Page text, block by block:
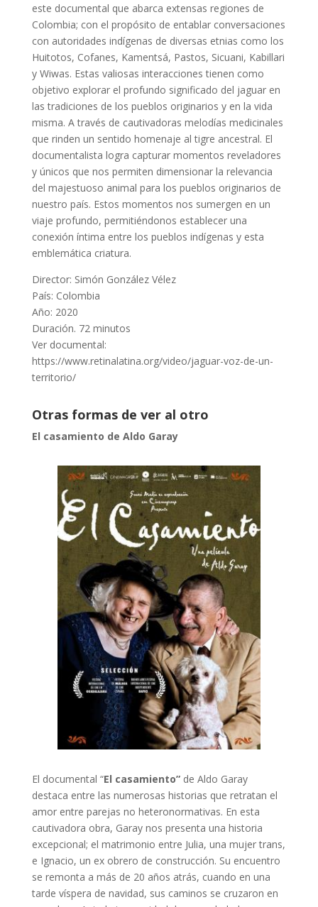
este documental que abarca extensas regiones de
Colombia; con el propósito de entablar conversaciones
con autoridades indígenas de diversas etnias como los
Huitotos, Cofanes, Kamentsá, Pastos, Sicuani, Kabillari
y Wiwas. Estas valiosas interacciones tienen como
objetivo explorar el profundo significado del jaguar en
las tradiciones de los pueblos originarios y en la vida
misma. A través de cautivadoras melodías medicinales
que rinden un sentido homenaje al tigre ancestral. El
documentalista logra capturar momentos reveladores
y únicos que nos permiten dimensionar la relevancia
del majestuoso animal para los pueblos originarios de
nuestro país. Estos momentos nos sumergen en un
viaje profundo, permitiéndonos establecer una
conexión íntima entre los pueblos indígenas y esta
emblemática criatura.
Director: Simón González Vélez
País: Colombia
Año: 2020
Duración. 72 minutos
Ver documental:
https://www.retinalatina.org/video/jaguar-voz-de-un-
territorio/
Otras formas de ver al otro
El casamiento de Aldo Garay
El documental “El casamiento” de Aldo Garay
destaca entre las numerosas historias que retratan el
amor entre parejas no heteronormativas. En esta
cautivadora obra, Garay nos presenta una historia
excepcional; el matrimonio entre Julia, una mujer trans,
e Ignacio, un ex obrero de construcción. Su encuentro
se remonta a más de 20 años atrás, cuando en una
tarde víspera de navidad, sus caminos se cruzaron en